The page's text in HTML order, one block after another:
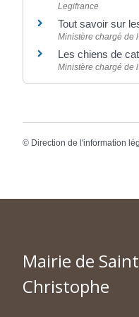
Legifrance
Tout savoir sur
Ministère chargé de
Les chiens de
Ministère chargé de
© Direction de l'information
Mairie de
Christophe